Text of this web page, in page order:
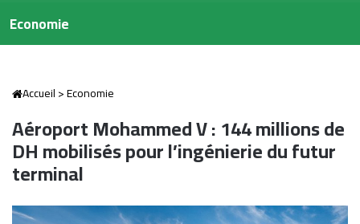
Economie
Accueil>Economie
Aéroport Mohammed V : 144 millions de
DH mobilisés pour l’ingénierie du futur
terminal